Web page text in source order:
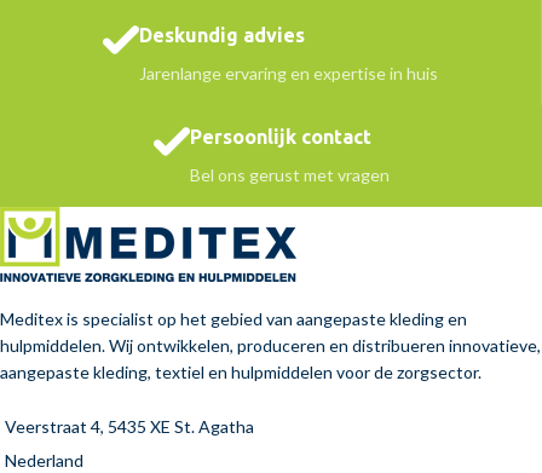
Deskundig advies
Jarenlange ervaring en expertise in huis
Persoonlijk contact
Bel ons gerust met vragen
Meditex is specialist op het gebied van aangepaste kleding en
hulpmiddelen. Wij ontwikkelen, produceren en distribueren innovatieve,
aangepaste kleding, textiel en hulpmiddelen voor de zorgsector.
Veerstraat 4, 5435 XE St. Agatha
Nederland